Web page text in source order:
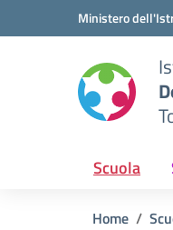
Vai ai contenuti
Vai al menu di navigazione
Ministero
Scuola
Home